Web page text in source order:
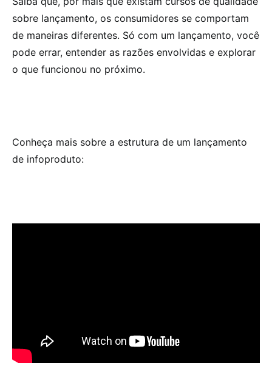
sobre lançamento, os consumidores se comportam
de maneiras diferentes. Só com um lançamento, você
pode errar, entender as razões envolvidas e explorar
o que funcionou no próximo.
Conheça mais sobre a estrutura de um lançamento
de infoproduto: